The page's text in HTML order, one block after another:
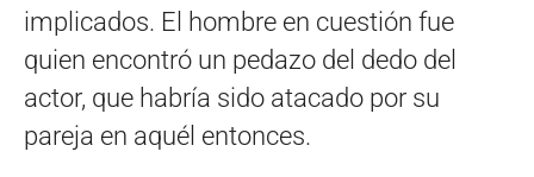
implicados. El hombre en cuestión fue
quien encontró un pedazo del dedo del
actor, que habría sido atacado por su
pareja en aquél entonces.